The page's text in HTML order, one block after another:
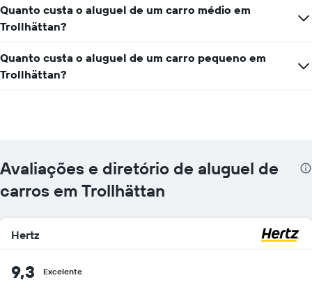
Quanto custa o aluguel de um carro médio em
Trollhättan?
Quanto custa o aluguel de um carro pequeno em
Trollhättan?
Avaliações e diretório de aluguel de
carros em Trollhättan
Hertz
9,3 Excelente